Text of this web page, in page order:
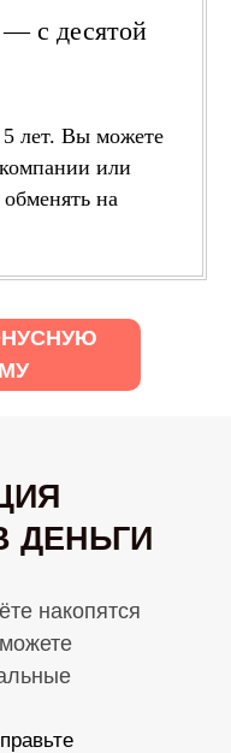
— с десятой
лет. Вы можете
или
на
ДЕНЬГИ
накопятся